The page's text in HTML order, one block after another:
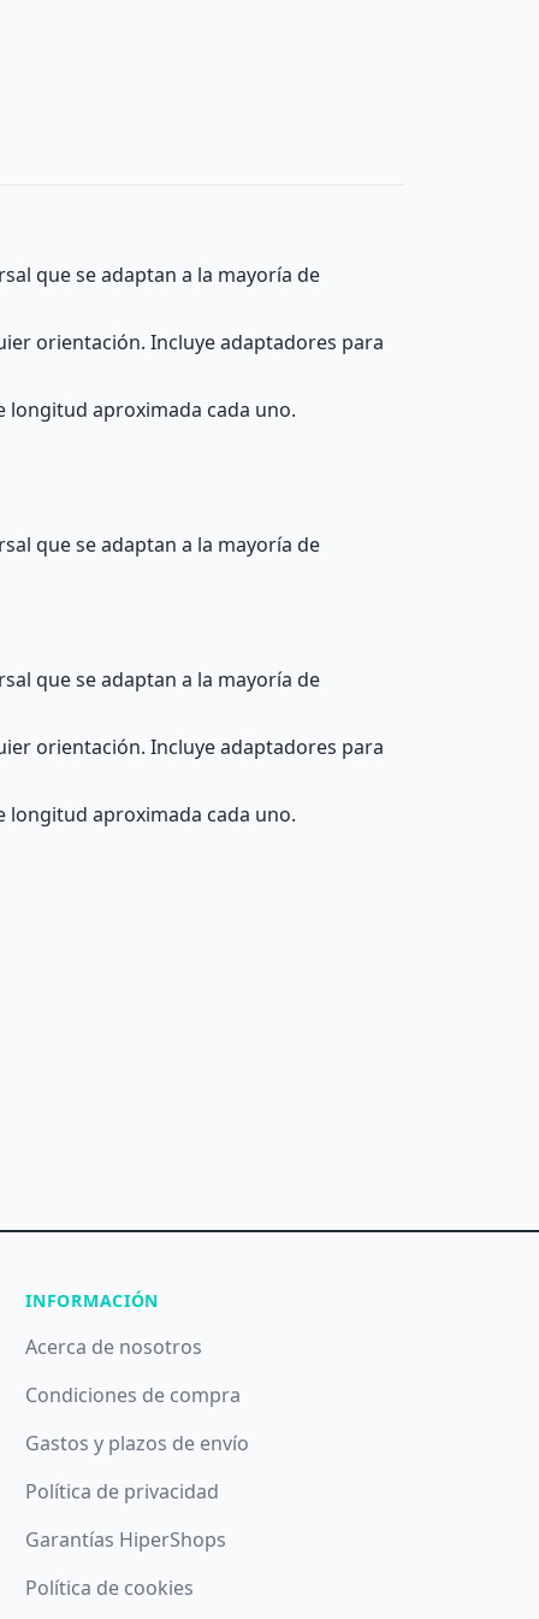
que se adaptan a la mayoría de
orientación. Incluye adaptadores para
longitud aproximada cada uno.
que se adaptan a la mayoría de
que se adaptan a la mayoría de
orientación. Incluye adaptadores para
longitud aproximada cada uno.
INFORMACIÓN
Acerca de nosotros
Condiciones de compra
Gastos y plazos de envío
Política de privacidad
Garantías HiperShops
Política de cookies